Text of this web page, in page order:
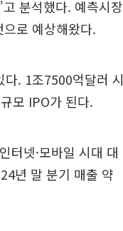
분석했다. 예측시장
로 예상해왔다.
. 1조7500억달러 시
모 IPO가 된다.
터넷·모바일 시대 대
년 말 분기 매출 약